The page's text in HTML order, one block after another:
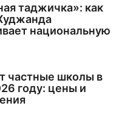
таджичка»: как
национальную
частные школы в
году: цены и